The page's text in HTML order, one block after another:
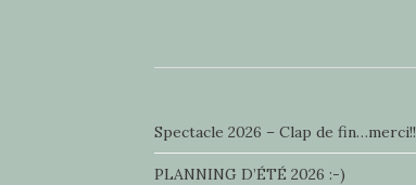
Spectacle 2026 – Clap de fin…merci!!
PLANNING D’ÉTÉ 2026 :-)